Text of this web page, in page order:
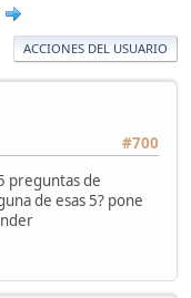
ACCIONES DEL USUARIO
#700
preguntas de
de esas 5? pone